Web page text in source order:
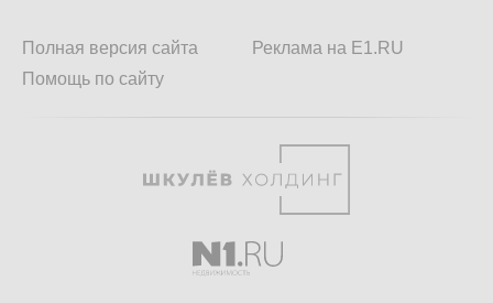
Полная версия сайта
Помощь по сайту
Реклама на E1.RU